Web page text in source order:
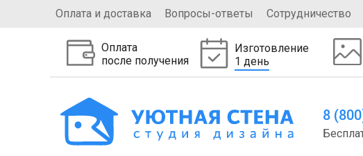
Оплата и доставка Вопросы-ответы Сотрудничество
Оплата
после получения
Изготовление
1 день
8